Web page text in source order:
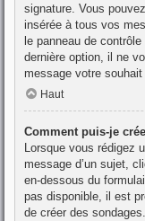
signature. Vous
insérée à tous vos
le panneau de
dernière option, il ne
message votre souhait
Haut
Comment puis-je
Lorsque vous rédigez
message d’un sujet,
en-dessous du
pas disponible, il est
de créer des